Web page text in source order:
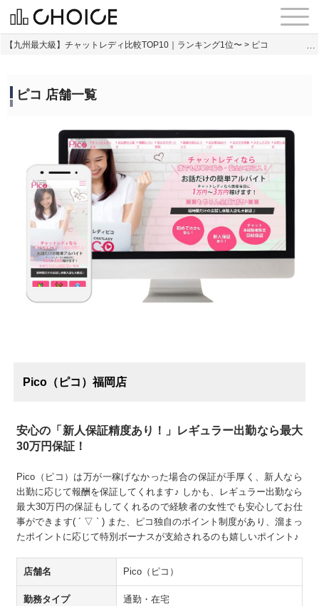
【九州最大級】チャットレディ比較TOP10｜ランキング1位〜 > ピコ
ピコ 店舗一覧
Pico（ピコ）福岡店
安心の「新人保証精度あり！」レギュラー出勤なら最大
30万円保証！
Pico（ピコ）は万が一稼げなかった場合の保証が手厚く、新人なら
出勤に応じて報酬を保証してくれます♪ しかも、レギュラー出勤なら
最大30万円の保証もしてくれるので経験者の女性でも安心してお仕
事ができます( ´ ▽ ` ) また、ピコ独自のポイント制度があり、溜まっ
たポイントに応じて特別ボーナスが支給されるのも嬉しいポイント♪
店舗名 Pico（ピコ）
勤務タイプ 通勤・在宅